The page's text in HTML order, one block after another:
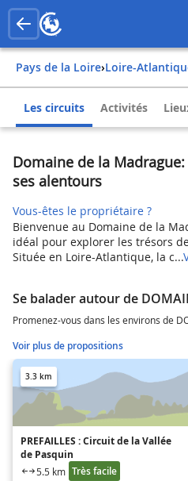
Pays de la Loire› Loire-
Les circuits Activités
Domaine de la
ses alentours
Vous-êtes le propriétaire ?
Bienvenue au Domaine de la
idéal pour explorer les trésors
Située en Loire-Atlantique, la c...
Se balader autour de
Promenez-vous dans les environs de
Voir plus de propositions
3.3 km
PREFAILLES : Circuit de la Vallée
de Pasquin
5.5 km Très facile